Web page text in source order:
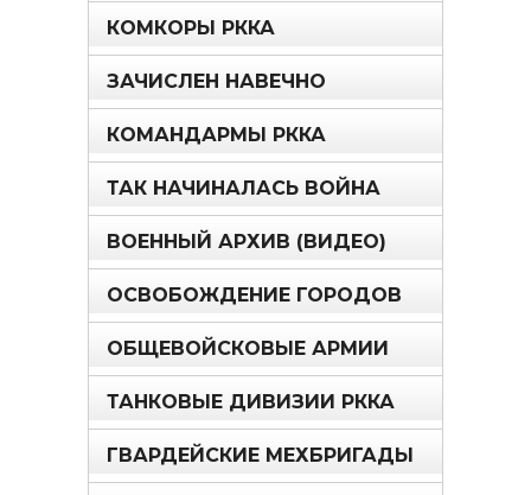
КОМКОРЫ РККА
ЗАЧИСЛЕН НАВЕЧНО
КОМАНДАРМЫ РККА
ТАК НАЧИНАЛАСЬ ВОЙНА
ВОЕННЫЙ АРХИВ (ВИДЕО)
ОСВОБОЖДЕНИЕ ГОРОДОВ
ОБЩЕВОЙСКОВЫЕ АРМИИ
ТАНКОВЫЕ ДИВИЗИИ РККА
ГВАРДЕЙСКИЕ МЕХБРИГАДЫ